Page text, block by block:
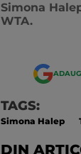
Simona
WTA.
TAGS:
Simona Halep
DIN